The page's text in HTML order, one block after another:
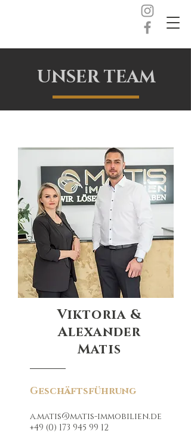
UNSER TEAM
Viktoria &
Alexander
Matis
Geschäftsführung
a.matis@matis-immobilien.de
+49 (0) 173 945 99 12